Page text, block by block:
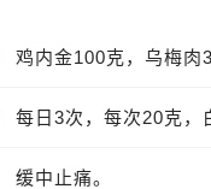
鸡内金100克，乌梅肉
每日3次，每次20克，
缓中止痛。